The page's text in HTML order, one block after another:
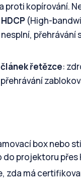
kopírování.
HDCP (High-
řetězce:
box nebo
projektoru přes
zda má